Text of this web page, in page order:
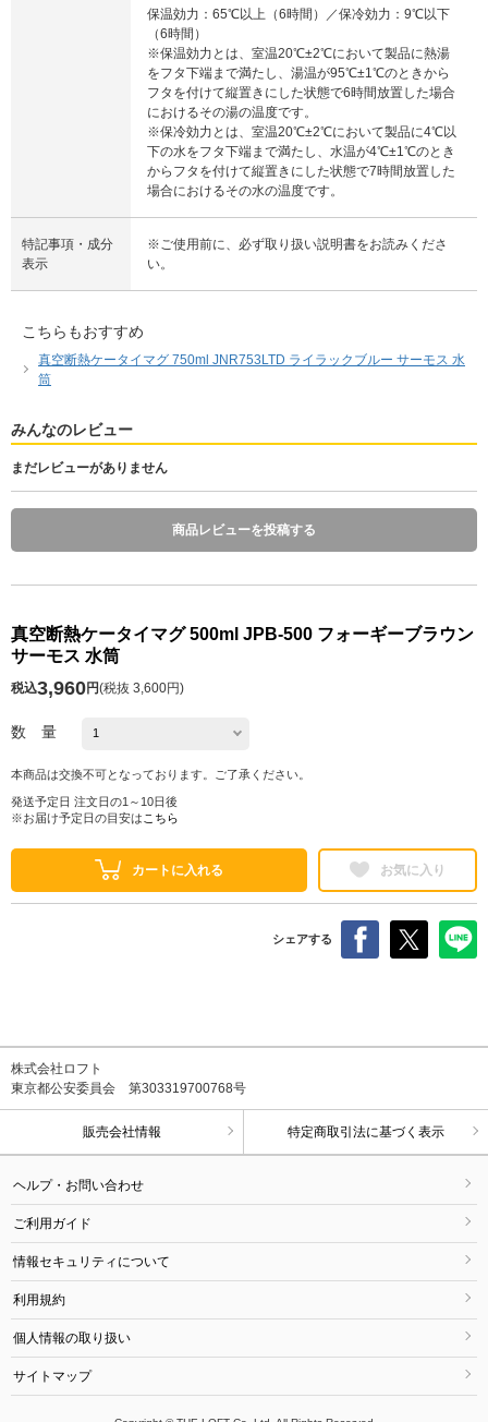
保温効力：65℃以上（6時間）／保冷効力：9℃以下
（6時間）
※保温効力とは、室温20℃±2℃において製品に熱湯
をフタ下端まで満たし、湯温が95℃±1℃のときから
フタを付けて縦置きにした状態で6時間放置した場合
におけるその湯の温度です。
※保冷効力とは、室温20℃±2℃において製品に4℃以
下の水をフタ下端まで満たし、水温が4℃±1℃のとき
からフタを付けて縦置きにした状態で7時間放置した
場合におけるその水の温度です。
特記事項・成分
表示
※ご使用前に、必ず取り扱い説明書をお読みくださ
い。
こちらもおすすめ
真空断熱ケータイマグ 750ml JNR753LTD ライラックブルー サーモス 水
筒
みんなのレビュー
まだレビューがありません
商品レビューを投稿する
真空断熱ケータイマグ 500ml JPB-500 フォーギーブラウン
サーモス 水筒
税込3,960円(税抜 3,600円)
数 量
本商品は交換不可となっております。ご了承ください。
発送予定日 注文日の1～10日後
※お届け予定日の目安は こちら
カートに入れる お気に入り
シェアする
株式会社ロフト
東京都公安委員会 第303319700768号
販売会社情報 特定商取引法に基づく表示
ヘルプ・お問い合わせ
ご利用ガイド
情報セキュリティについて
利用規約
個人情報の取り扱い
サイトマップ